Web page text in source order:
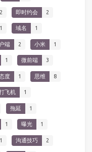
2 即时约会 2
1 域名 1
端 2 小米 1
1 微前端 3
态度 1 思维 8
飞机 1
拖延 1
1 曝光 1
1 沟通技巧 2